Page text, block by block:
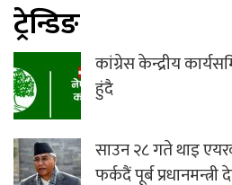
ट्रेन्डिङ
कांग्रेस केन्द्रीय
हुंदै
साउन २८ गते थाइ
फर्कदैं पूर्ब प्रधानमन्त्री